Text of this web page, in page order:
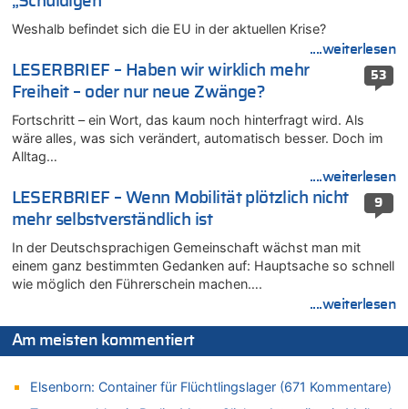
08.08.2026 - 20:16 von Dax zu
Wasserstand des Rheins in NRW so niedrig wie noch nie
Zweite Hitzewelle in diesem Sommer ist jetzt amtlich
08.08.2026 - 20:09 von Dax zu
Zweite Hitzewelle in diesem Sommer ist jetzt amtlich
08.08.2026 - 20:06 von Dax zu
Zweite Hitzewelle in diesem Sommer ist jetzt amtlich
Leipzig, Mechernich und die Frage: Wer steckt hinter den
Drohnen mit Strengstoff? War es Russland?
08.08.2026 - 18:48 von Marcel Scholzen Eimerscheid zu
Leipzig, Mechernich und die Frage: Wer steckt hinter den
Drohnen mit Strengstoff? War es Russland?
Leipzig, Mechernich und die Frage: Wer steckt hinter den
Drohnen mit Strengstoff? War es Russland?
Leipzig, Mechernich und die Frage: Wer steckt hinter den
Drohnen mit Strengstoff? War es Russland?
Weshalb befindet sich die EU in der aktuellen Krise?
....weiterlesen
53
LESERBRIEF – Haben wir wirklich mehr
Freiheit – oder nur neue Zwänge?
Fortschritt – ein Wort, das kaum noch hinterfragt wird. Als
wäre alles, was sich verändert, automatisch besser. Doch im
Alltag…
....weiterlesen
9
LESERBRIEF – Wenn Mobilität plötzlich nicht
mehr selbstverständlich ist
In der Deutschsprachigen Gemeinschaft wächst man mit
einem ganz bestimmten Gedanken auf: Hauptsache so schnell
wie möglich den Führerschein machen….
....weiterlesen
Am meisten kommentiert
Elsenborn: Container für Flüchtlingslager (671 Kommentare)